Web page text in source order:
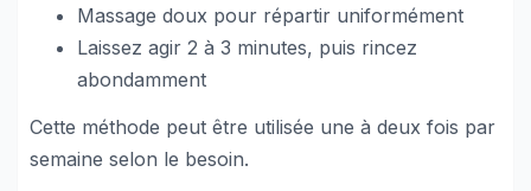
Massage doux pour répartir uniformément
Laissez agir 2 à 3 minutes, puis rincez
abondamment
Cette méthode peut être utilisée une à deux fois par
semaine selon le besoin.